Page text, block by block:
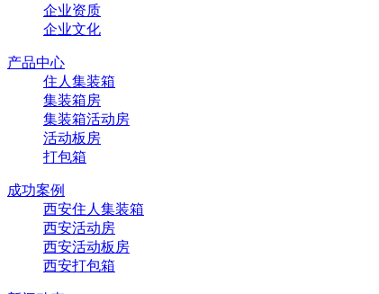
企业资质
企业文化
产品中心
住人集装箱
集装箱房
集装箱活动房
活动板房
打包箱
成功案例
西安住人集装箱
西安活动房
西安活动板房
西安打包箱